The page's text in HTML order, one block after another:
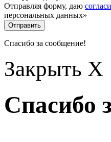
Отправляя форму, даю
персональных данных»
Отправить
Спасибо за сообщение!
Закрыть X
Спасибо